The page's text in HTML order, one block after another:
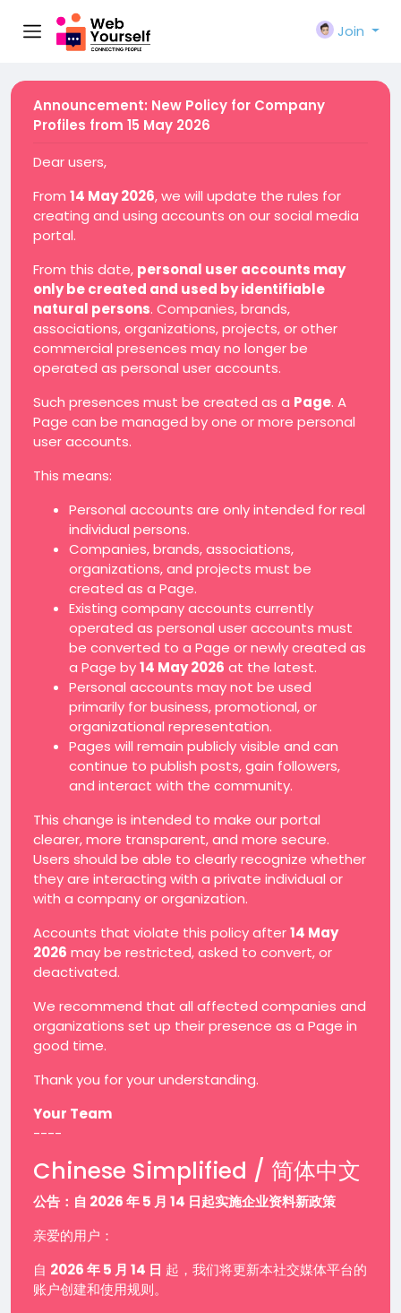
Join
Announcement: New Policy for Company
Profiles from 15 May 2026
Dear users,
From 14 May 2026, we will update the rules for
creating and using accounts on our social media
portal.
From this date, personal user accounts may
only be created and used by identifiable
natural persons. Companies, brands,
associations, organizations, projects, or other
commercial presences may no longer be
operated as personal user accounts.
Such presences must be created as a Page. A
Page can be managed by one or more personal
user accounts.
This means:
Personal accounts are only intended for real
individual persons.
Companies, brands, associations,
organizations, and projects must be
created as a Page.
Existing company accounts currently
operated as personal user accounts must
be converted to a Page or newly created as
a Page by14 May 2026 at the latest.
Personal accounts may not be used
primarily for business, promotional, or
organizational representation.
Pages will remain publicly visible and can
continue to publish posts, gain followers,
and interact with the community.
This change is intended to make our portal
clearer, more transparent, and more secure.
Users should be able to clearly recognize whether
they are interacting with a private individual or
with a company or organization.
Accounts that violate this policy after14 May
2026 may be restricted, asked to convert, or
deactivated.
We recommend that all affected companies and
organizations set up their presence as a Page in
good time.
Thank you for your understanding.
Your Team
----
Chinese Simplified / 简体中文
公告：自 2026 年 5 月 14 日起实施企业资料新政策
亲爱的用户：
自 2026 年 5 月 14 日 起，我们将更新本社交媒体平台的
账户创建和使用规则。